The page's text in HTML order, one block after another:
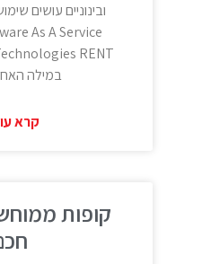
במילה
קרא
קופות